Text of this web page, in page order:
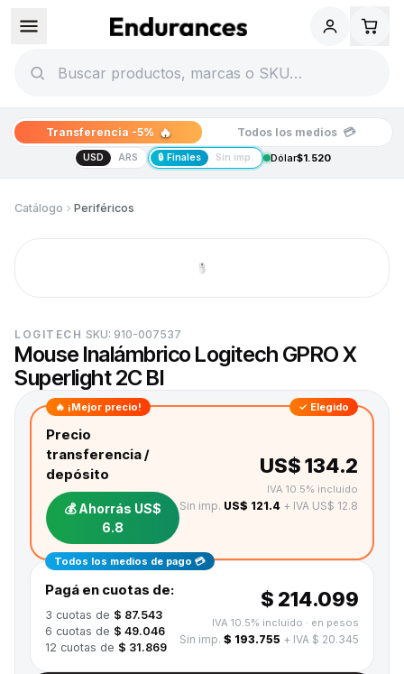
Transferencia -5% 🔥 Todos los medios 💳
USD ARS 🔒 Finales Sin imp. Dólar$1.520
Catálogo Periféricos
LOGITECH SKU: 910-007537
Mouse Inalámbrico Logitech GPRO X
Superlight 2C Bl
🔥 ¡Mejor precio! ✓ Elegido
Precio
transferencia /
depósito
💰 Ahorrás US$
6.8
US$ 134.2
IVA 10.5% incluido
Sin imp. US$ 121.4 + IVA US$ 12.8
Todos los medios de pago 💳
Pagá en cuotas de:
3 cuotas de $ 87.543
6 cuotas de $ 49.046
12 cuotas de $ 31.869
$ 214.099
IVA 10.5% incluido · en pesos
Sin imp. $ 193.755 + IVA $ 20.345